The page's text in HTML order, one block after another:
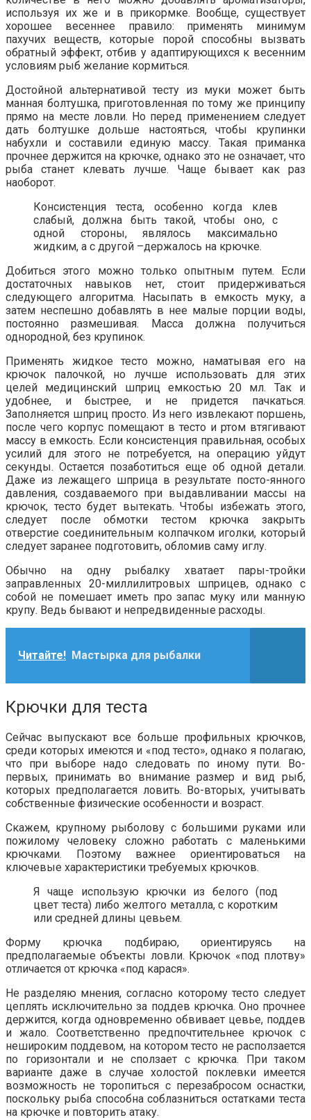
используя их же и в прикормке. Вообще, существует
хорошее весеннее правило: применять минимум
пахучих веществ, которые порой способны вызвать
обратный эффект, отбив у адаптирующихся к весенним
условиям рыб желание кормиться.
Достойной альтернативой тесту из муки может быть
манная болтушка, приготовленная по тому же принципу
прямо на месте ловли. Но перед применением следует
дать болтушке дольше настояться, чтобы крупинки
набухли и составили единую массу. Такая приманка
прочнее держится на крючке, однако это не означает, что
рыба станет клевать лучше. Чаще бывает как раз
наоборот.
Консистенция теста, особенно когда клев
слабый, должна быть такой, чтобы оно, с
одной стороны, являлось максимально
жидким, а с другой –держалось на крючке.
Добиться этого можно только опытным путем. Если
достаточных навыков нет, стоит придерживаться
следующего алгоритма. Насыпать в емкость муку, а
затем неспешно добавлять в нее малые порции воды,
постоянно размешивая. Масса должна получиться
однородной, без крупинок.
Применять жидкое тесто можно, наматывая его на
крючок палочкой, но лучше использовать для этих
целей медицинский шприц емкостью 20 мл. Так и
удобнее, и быстрее, и не придется пачкаться.
Заполняется шприц просто. Из него извлекают поршень,
после чего корпус помещают в тесто и ртом втягивают
массу в емкость. Если консистенция правильная, особых
усилий для этого не потребуется, на операцию уйдут
секунды. Остается позаботиться еще об одной детали.
Даже из лежащего шприца в результате посто-янного
давления, создаваемого при выдавливании массы на
крючок, тесто будет вытекать. Чтобы избежать этого,
следует после обмотки тестом крючка закрыть
отверстие соединительным колпачком иголки, который
следует заранее подготовить, обломив саму иглу.
Обычно на одну рыбалку хватает пары-тройки
заправленных 20-миллилитровых шприцев, однако с
собой не помешает иметь про запас муку или манную
крупу. Ведь бывают и непредвиденные расходы.
Читайте! Мастырка для рыбалки
Крючки для теста
Сейчас выпускают все больше профильных крючков,
среди которых имеются и «под тесто», однако я полагаю,
что при выборе надо следовать по иному пути. Во-
первых, принимать во внимание размер и вид рыб,
которых предполагается ловить. Во-вторых, учитывать
собственные физические особенности и возраст.
Скажем, крупному рыболову с большими руками или
пожилому человеку сложно работать с маленькими
крючками. Поэтому важнее ориентироваться на
ключевые характеристики требуемых крючков.
Я чаще использую крючки из белого (под
цвет теста) либо желтого металла, с коротким
или средней длины цевьем.
Форму крючка подбираю, ориентируясь на
предполагаемые объекты ловли. Крючок «под плотву»
отличается от крючка «под карася».
Не разделяю мнения, согласно которому тесто следует
цеплять исключительно за поддев крючка. Оно прочнее
держится, когда одновременно обвивает цевье, поддев
и жало. Соответственно предпочтительнее крючок с
нешироким поддевом, на котором тесто не расползается
по горизонтали и не сползает с крючка. При таком
варианте даже в случае холостой поклевки имеется
возможность не торопиться с перезабросом оснастки,
поскольку рыба способна соблазниться остатками теста
на крючке и повторить атаку.